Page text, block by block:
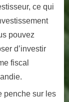
ce qui
pouvez
d’investir
fiscal
penche sur les